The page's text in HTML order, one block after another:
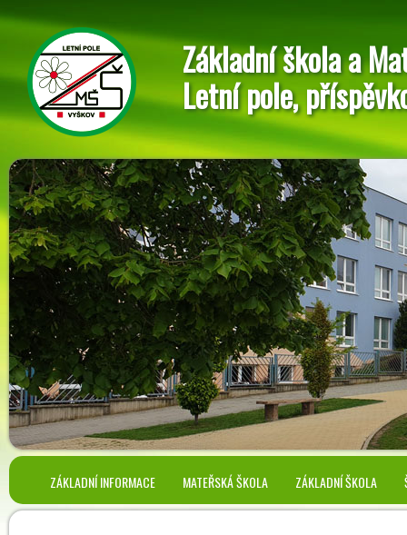
Základní škola a
Letní pole,
ZÁKLADNÍ INFORMACE MATEŘSKÁ ŠKOLA ZÁKLADNÍ ŠKOLA